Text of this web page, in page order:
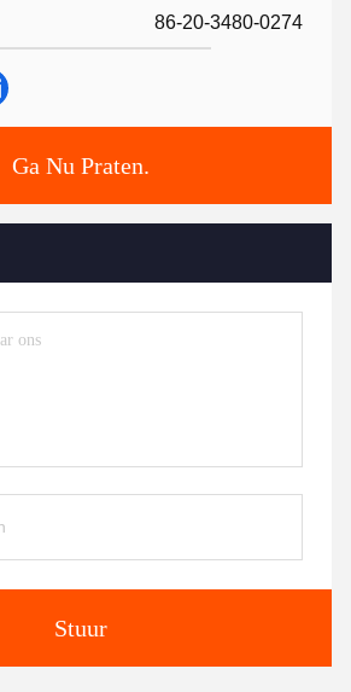
86-20-3480-0274
Ga Nu Praten.
Stuur